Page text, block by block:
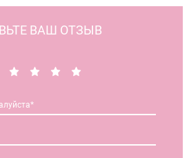
ВАШ ОТЗЫВ